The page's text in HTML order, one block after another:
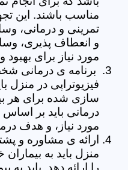
مناسب باشند. این
تمرینی و درمانی،
و انعطاف پذیری،
مورد نیاز برای
برنامه ی درمانی
فیزیوتراپی در منزل
سازی شده برای هر
درمانی باید بر
مورد نیاز، و هدف
ارائه ی مشاوره و
منزل باید به
را ارائه دهد. باید